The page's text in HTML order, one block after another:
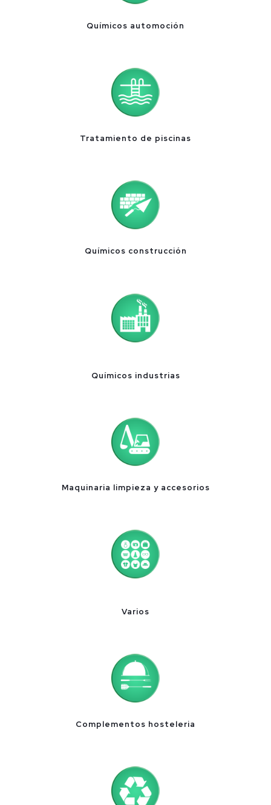
Químicos automoción
Tratamiento de piscinas
Químicos construcción
Químicos industrias
Maquinaria limpieza y accesorios
Varios
Complementos hosteleria